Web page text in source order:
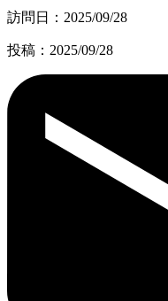
訪問日：2025/09/28
投稿：2025/09/28